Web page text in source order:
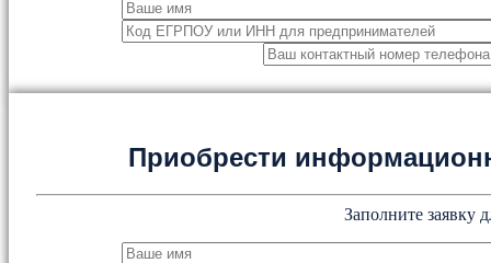
Приобрести
Заполните заявку